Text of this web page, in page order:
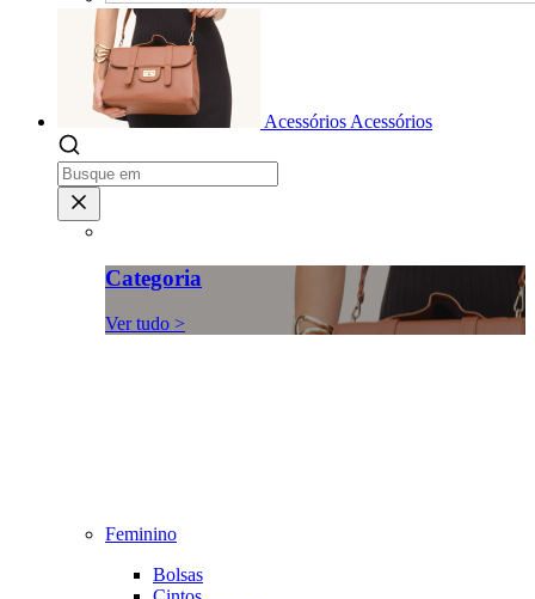
Acessórios Acessórios
Categoria
Ver tudo >
Feminino
Bolsas